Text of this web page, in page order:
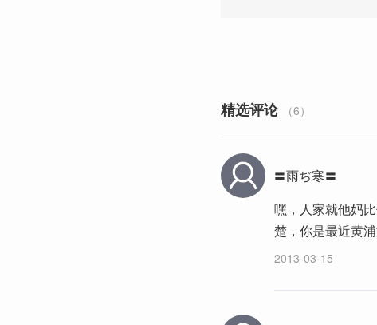
精选评论 （6）
〓雨ぢ寒〓
嘿，人家就他妈
楚，你是最近黄
2013-03-15